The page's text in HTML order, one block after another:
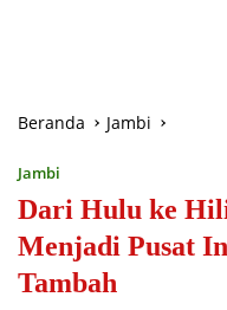
Beranda Jambi
Jambi
Dari Hulu ke
Menjadi Pusat
Tambah